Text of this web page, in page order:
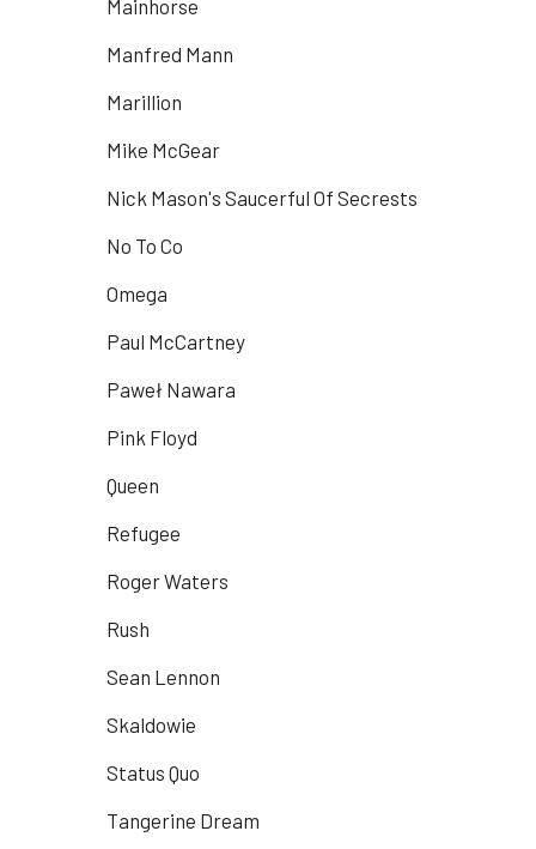
Mainhorse
Manfred Mann
Marillion
Mike McGear
Nick Mason's Saucerful Of Secrests
No To Co
Omega
Paul McCartney
Paweł Nawara
Pink Floyd
Queen
Refugee
Roger Waters
Rush
Sean Lennon
Skaldowie
Status Quo
Tangerine Dream